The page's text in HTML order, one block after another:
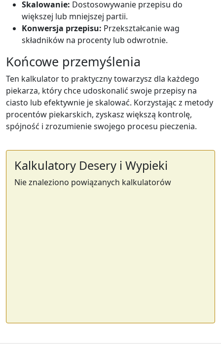
Skalowanie: Dostosowywanie przepisu do
większej lub mniejszej partii.
Konwersja przepisu: Przekształcanie wag
składników na procenty lub odwrotnie.
Końcowe przemyślenia
Ten kalkulator to praktyczny towarzysz dla każdego
piekarza, który chce udoskonalić swoje przepisy na
ciasto lub efektywnie je skalować. Korzystając z metody
procentów piekarskich, zyskasz większą kontrolę,
spójność i zrozumienie swojego procesu pieczenia.
Kalkulatory Desery i Wypieki
Nie znaleziono powiązanych kalkulatorów